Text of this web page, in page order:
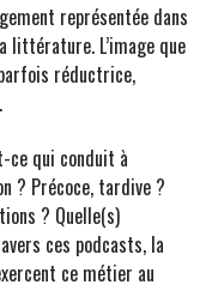
représentée dans
littérature. L’image que
réductrice,
ce qui conduit à
? Précoce, tardive ?
? Quelle(s)
ces podcasts, la
ce métier au